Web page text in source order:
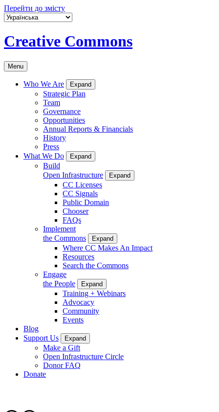
Перейти до змісту
Creative Commons
Menu
Who We Are Expand
Strategic Plan
Team
Governance
Opportunities
Annual Reports & Financials
History
Press
What We Do
Expand
Build
Open Infrastructure
Expand
CC Licenses
CC Signals
Public Domain
Chooser
FAQs
Implement
the Commons
Expand
Where CC Makes An Impact
Resources
Search the Commons
Engage
the People
Expand
Training + Webinars
Advocacy
Community
Events
Blog
Support Us
Expand
Make a Gift
Open Infrastructure Circle
Donor FAQ
Donate